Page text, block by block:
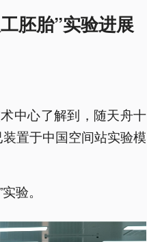
胚胎”实验进展
中心了解到，随天舟十
置于中国空间站实验模
验。